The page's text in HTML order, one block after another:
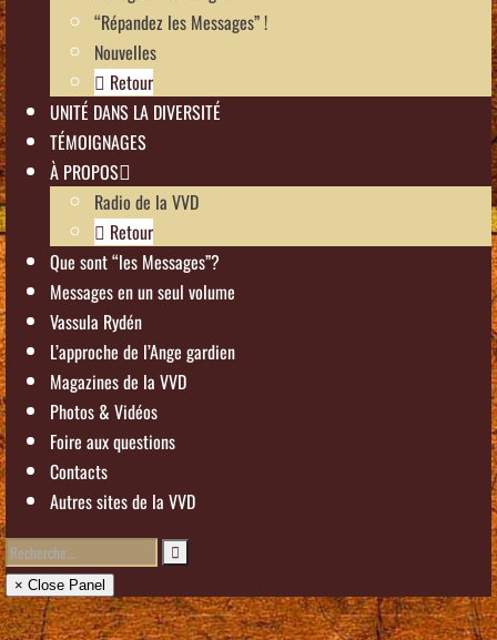
“Répandez les Messages” !
Nouvelles
Retour
UNITÉ DANS LA DIVERSITÉ
TÉMOIGNAGES
À PROPOS
Radio de la VVD
Retour
Que sont “les Messages”?
Messages en un seul volume
Vassula Rydén
L’approche de l’Ange gardien
Magazines de la VVD
Photos & Vidéos
Foire aux questions
Contacts
Autres sites de la VVD
× Close Panel